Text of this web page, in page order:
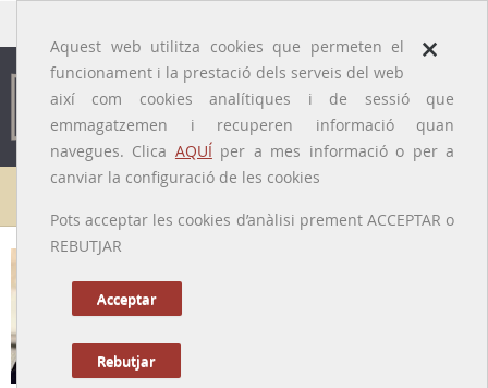
×
Aquest web utilitza cookies que permeten el
funcionament i la prestació dels serveis del web
així com cookies analítiques i de sessió que
emmagatzemen i recuperen informació quan
navegues. Clica AQUÍper a mes informació o per a
canviar la configuració de les cookies
Pots acceptar les cookies d’anàlisi prement ACCEPTAR o
REBUTJAR
Acceptar
Rebutjar
Galeria de metges
[Berga, 1918 – Barcelona, 2007]